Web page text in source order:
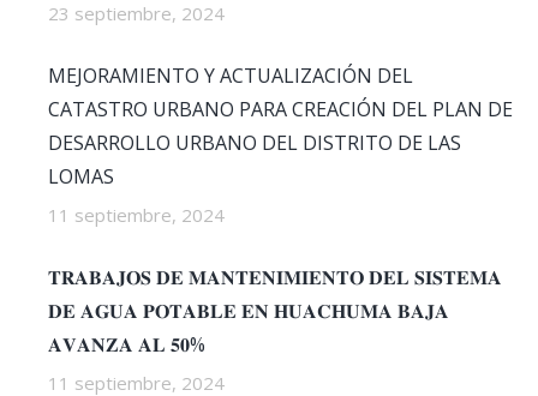
23 septiembre, 2024
MEJORAMIENTO Y ACTUALIZACIÓN DEL
CATASTRO URBANO PARA CREACIÓN DEL PLAN DE
DESARROLLO URBANO DEL DISTRITO DE LAS
LOMAS
11 septiembre, 2024
𝐓𝐑𝐀𝐁𝐀𝐉𝐎𝐒 𝐃𝐄 𝐌𝐀𝐍𝐓𝐄𝐍𝐈𝐌𝐈𝐄𝐍𝐓𝐎 𝐃𝐄𝐋 𝐒𝐈𝐒𝐓𝐄𝐌𝐀
𝐃𝐄 𝐀𝐆𝐔𝐀 𝐏𝐎𝐓𝐀𝐁𝐋𝐄 𝐄𝐍 𝐇𝐔𝐀𝐂𝐇𝐔𝐌𝐀 𝐁𝐀𝐉𝐀
𝐀𝐕𝐀𝐍𝐙𝐀 𝐀𝐋 𝟓𝟎%
11 septiembre, 2024